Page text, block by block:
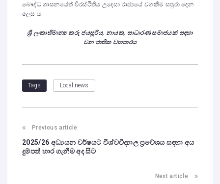
බෞද්ධ ශාසනයේත් චිරස්ථිතිය උදෙසා රාජ්‍යයේ වගකීම සපුරා දෙන
ලෙස ය.
ශ්‍රී ලංකාභිමාන්‍ය කරු ජයසූරිය, නායක, සාධාරණ සමාජයක් සඳහා
වන ජාතික ව්‍යාපාරය
Tags Local news
Previous article
2025/26 අධ්‍යයන වර්ෂයට විශ්වවිද්‍යාල ප්‍රවේශය සඳහා අය
දුම්පත් භාර ගැනීම අද සිට
Next article